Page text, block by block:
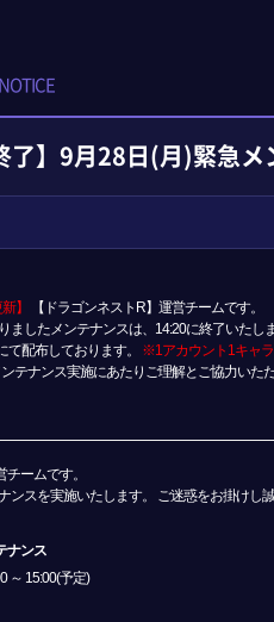
NOTICE
了】9月28日(月)緊急
】
【ドラゴンネストR】運営チームです。
ましたメンテナンスは、14:20に終了いた
て配布しております。 ※1アカウント1キャ
ンテナンス実施にあたりご理解とご協力いた
チームです。
ンスを実施いたします。 ご迷惑をお掛け
ナンス
～ 15:00(予定)